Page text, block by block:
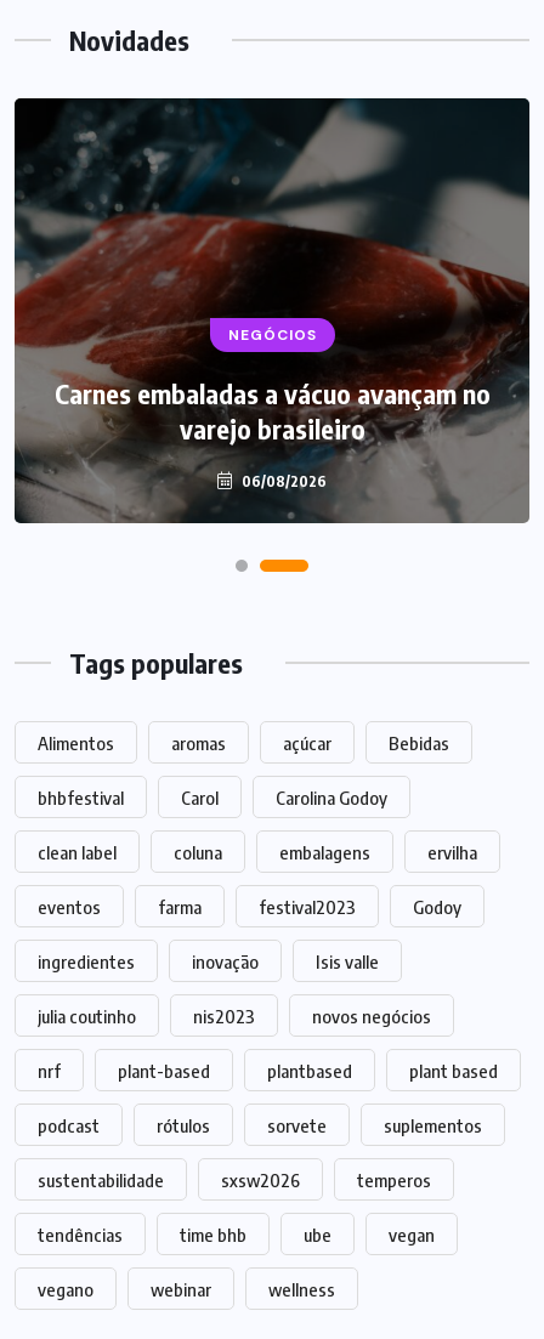
Novidades
NEGÓCIOS
Carnes embaladas a vácuo avançam no
varejo brasileiro
06/08/2026
BEBIDAS LANÇAMENTOS
Starbucks aposta em leite proteico no
Brasil
06/08/2026
Tags populares
Alimentos aromas açúcar Bebidas
bhbfestival Carol Carolina Godoy
clean label coluna embalagens ervilha
eventos farma festival2023 Godoy
ingredientes inovação Isis valle
julia coutinho nis2023 novos negócios
nrf plant-based plantbased plant based
podcast rótulos sorvete suplementos
sustentabilidade sxsw2026 temperos
tendências time bhb ube vegan
vegano webinar wellness